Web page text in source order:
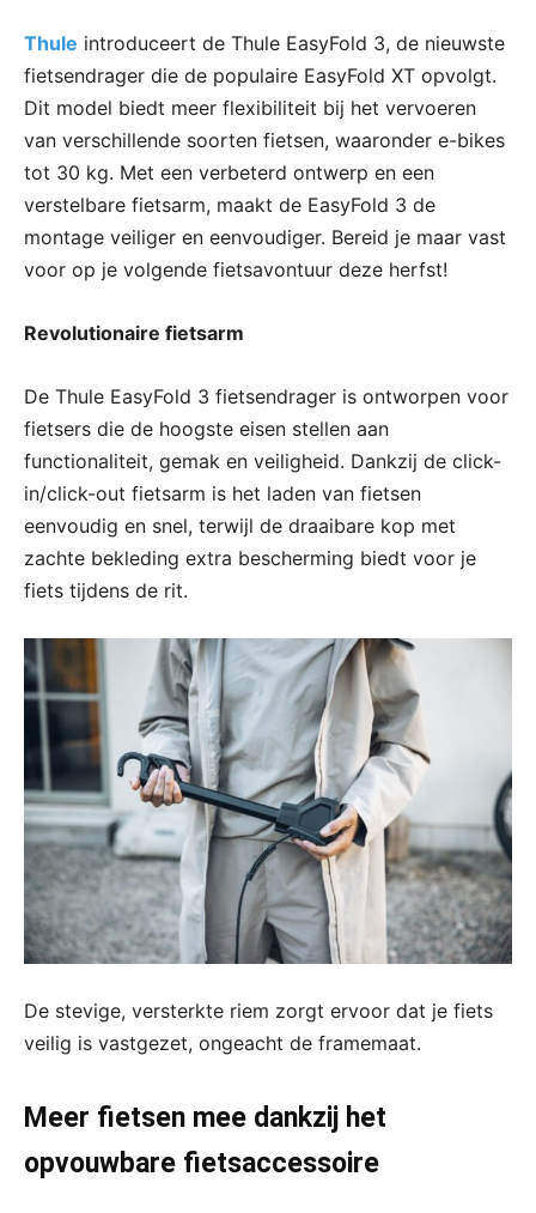
Thule introduceert de Thule EasyFold 3, de nieuwste
fietsendrager die de populaire EasyFold XT opvolgt.
Dit model biedt meer flexibiliteit bij het vervoeren
van verschillende soorten fietsen, waaronder e-bikes
tot 30 kg. Met een verbeterd ontwerp en een
verstelbare fietsarm, maakt de EasyFold 3 de
montage veiliger en eenvoudiger. Bereid je maar vast
voor op je volgende fietsavontuur deze herfst!
Revolutionaire fietsarm
De Thule EasyFold 3 fietsendrager is ontworpen voor
fietsers die de hoogste eisen stellen aan
functionaliteit, gemak en veiligheid. Dankzij de click-
in/click-out fietsarm is het laden van fietsen
eenvoudig en snel, terwijl de draaibare kop met
zachte bekleding extra bescherming biedt voor je
fiets tijdens de rit.
De stevige, versterkte riem zorgt ervoor dat je fiets
veilig is vastgezet, ongeacht de framemaat.
Meer fietsen mee dankzij het
opvouwbare fietsaccessoire